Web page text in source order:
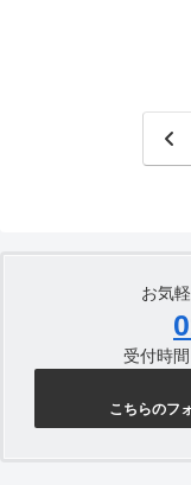
前
お気
受付時
こちらのフ